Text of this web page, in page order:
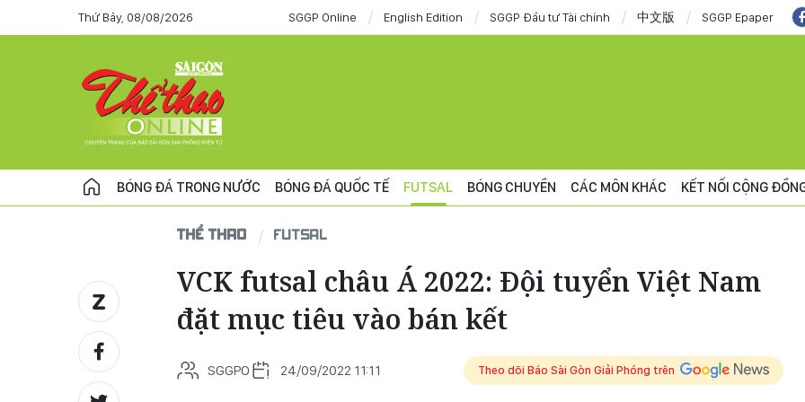
Thứ Bảy, 08/08/2026 SGGP Online English Edition SGGP Đầu tư Tài chính 中文版 SGGP Epaper
BÓNG ĐÁ TRONG NƯỚC BÓNG ĐÁ QUỐC TẾ FUTSAL BÓNG CHUYỀN CÁC MÔN KHÁC KẾT NỐI CỘNG
THỂ THAO FUTSAL
VCK futsal châu Á 2022: Đội tuyển Việt Nam
đặt mục tiêu vào bán kết
SGGPO 24/09/2022 11:11 Theo dõi Báo Sài Gòn Giải Phóng trên